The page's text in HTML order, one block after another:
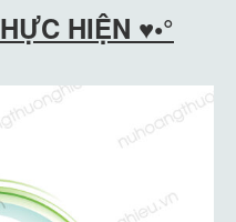
HIỆN ♥•°